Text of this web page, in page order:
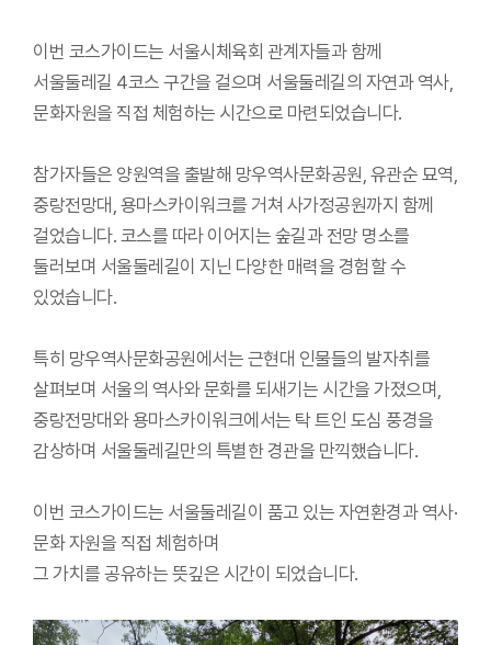
이번 코스가이드는 서울시체육회 관계자들과 함께
서울둘레길 4코스 구간을 걸으며 서울둘레길의 자연과 역사,
문화자원을 직접 체험하는 시간으로 마련되었습니다.
참가자들은 양원역을 출발해 망우역사문화공원, 유관순 묘역,
중랑전망대, 용마스카이워크를 거쳐 사가정공원까지 함께
걸었습니다. 코스를 따라 이어지는 숲길과 전망 명소를
둘러보며 서울둘레길이 지닌 다양한 매력을 경험할 수
있었습니다.
특히 망우역사문화공원에서는 근현대 인물들의 발자취를
살펴보며 서울의 역사와 문화를 되새기는 시간을 가졌으며,
중랑전망대와 용마스카이워크에서는 탁 트인 도심 풍경을
감상하며 서울둘레길만의 특별한 경관을 만끽했습니다.
이번 코스가이드는 서울둘레길이 품고 있는 자연환경과 역사·
문화 자원을 직접 체험하며
그 가치를 공유하는 뜻깊은 시간이 되었습니다.